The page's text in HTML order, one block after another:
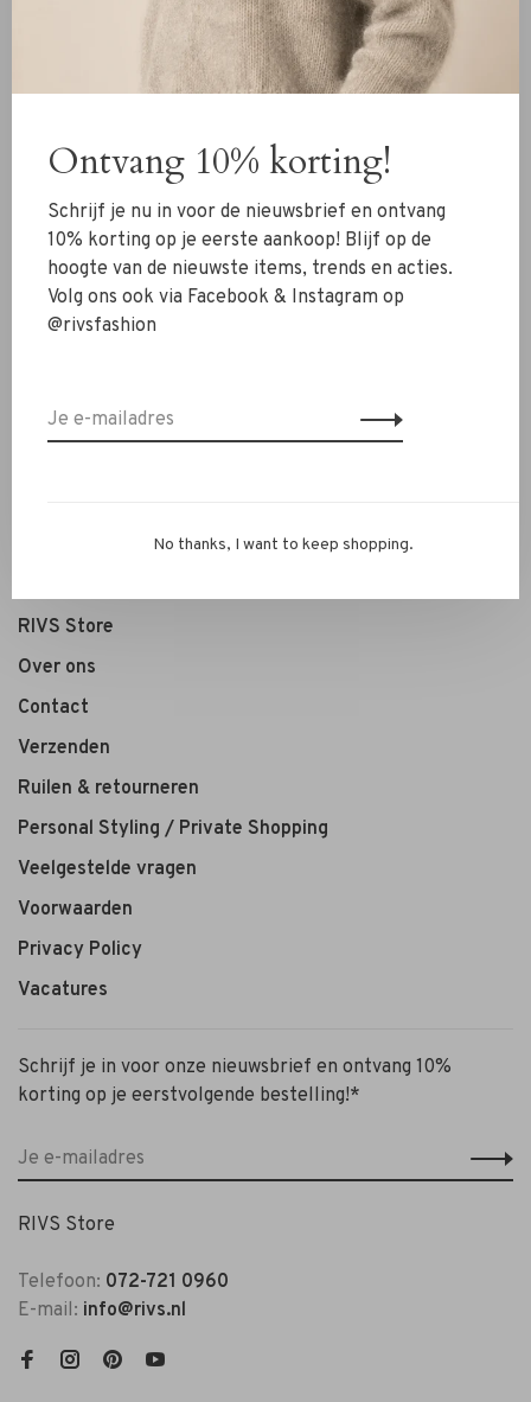
Camps & Camps
Oorhangers Little Double
Hoops
Sorteren op:
Toon 1 - 3 van 3
Schoenen
RIVS Store
Over ons
Contact
Verzenden
Ruilen & retourneren
Personal Styling / Private Shopping
Veelgestelde vragen
Voorwaarden
Privacy Policy
Vacatures
Schrijf je in voor onze nieuwsbrief en ontvang 10%
korting op je eerstvolgende bestelling!*
RIVS Store
Telefoon: 072-721 0960
E-mail: info@rivs.nl
Ontvang 10% korting!
Schrijf je nu in voor de nieuwsbrief en ontvang
10% korting op je eerste aankoop! Blijf op de
hoogte van de nieuwste items, trends en acties.
Volg ons ook via Facebook & Instagram op
@rivsfashion
No thanks, I want to keep shopping.